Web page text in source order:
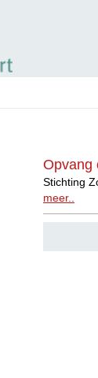
Opvang
Stichting
meer..